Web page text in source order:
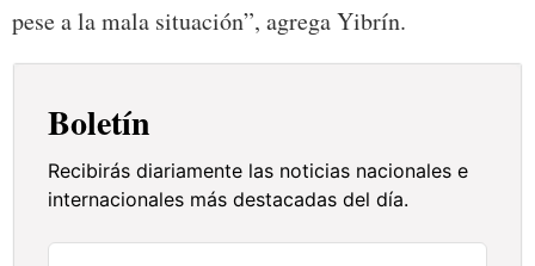
pese a la mala situación”, agrega Yibrín.
Boletín
Recibirás diariamente las noticias nacionales e
internacionales más destacadas del día.